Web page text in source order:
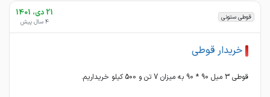
قوطی ستونی 21 دی، 1401
4 سال پیش
خریدار قوطی
قوطی 3 میل 90 * 90 به میزان 7 تن و 500 کیلو خریداریم.